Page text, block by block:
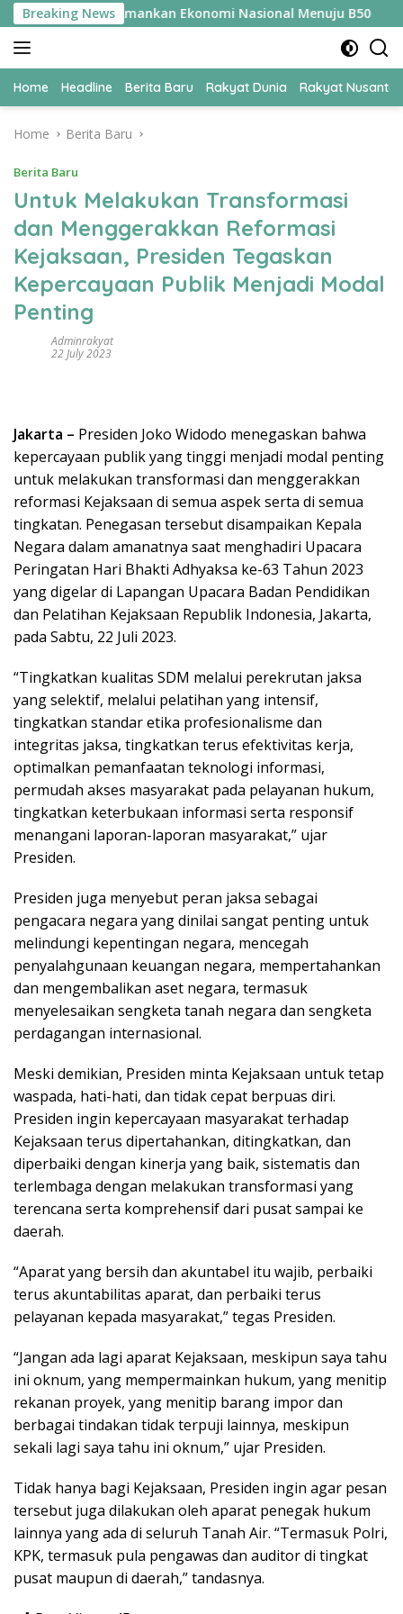
Skip
to
content
Breaking News
Jadi Kunci Amankan Ekonomi Nasional Menuju B50
Home Headline Berita Baru Rakyat Dunia Rakyat
Home Berita Baru
Berita Baru
Untuk Melakukan Transformasi
dan Menggerakkan Reformasi
Kejaksaan, Presiden Tegaskan
Kepercayaan Publik Menjadi Modal
Penting
Adminrakyat
22 July 2023
Jakarta – Presiden Joko Widodo menegaskan bahwa
kepercayaan publik yang tinggi menjadi modal penting
untuk melakukan transformasi dan menggerakkan
reformasi Kejaksaan di semua aspek serta di semua
tingkatan. Penegasan tersebut disampaikan Kepala
Negara dalam amanatnya saat menghadiri Upacara
Peringatan Hari Bhakti Adhyaksa ke-63 Tahun 2023
yang digelar di Lapangan Upacara Badan Pendidikan
dan Pelatihan Kejaksaan Republik Indonesia, Jakarta,
pada Sabtu, 22 Juli 2023.
“Tingkatkan kualitas SDM melalui perekrutan jaksa
yang selektif, melalui pelatihan yang intensif,
tingkatkan standar etika profesionalisme dan
integritas jaksa, tingkatkan terus efektivitas kerja,
optimalkan pemanfaatan teknologi informasi,
permudah akses masyarakat pada pelayanan hukum,
tingkatkan keterbukaan informasi serta responsif
menangani laporan-laporan masyarakat,” ujar
Presiden.
Presiden juga menyebut peran jaksa sebagai
pengacara negara yang dinilai sangat penting untuk
melindungi kepentingan negara, mencegah
penyalahgunaan keuangan negara, mempertahankan
dan mengembalikan aset negara, termasuk
menyelesaikan sengketa tanah negara dan sengketa
perdagangan internasional.
Meski demikian, Presiden minta Kejaksaan untuk tetap
waspada, hati-hati, dan tidak cepat berpuas diri.
Presiden ingin kepercayaan masyarakat terhadap
Kejaksaan terus dipertahankan, ditingkatkan, dan
diperbaiki dengan kinerja yang baik, sistematis dan
terlembaga dengan melakukan transformasi yang
terencana serta komprehensif dari pusat sampai ke
daerah.
“Aparat yang bersih dan akuntabel itu wajib, perbaiki
terus akuntabilitas aparat, dan perbaiki terus
pelayanan kepada masyarakat,” tegas Presiden.
“Jangan ada lagi aparat Kejaksaan, meskipun saya tahu
ini oknum, yang mempermainkan hukum, yang menitip
rekanan proyek, yang menitip barang impor dan
berbagai tindakan tidak terpuji lainnya, meskipun
sekali lagi saya tahu ini oknum,” ujar Presiden.
Tidak hanya bagi Kejaksaan, Presiden ingin agar pesan
tersebut juga dilakukan oleh aparat penegak hukum
lainnya yang ada di seluruh Tanah Air. “Termasuk Polri,
KPK, termasuk pula pengawas dan auditor di tingkat
pusat maupun di daerah,” tandasnya.